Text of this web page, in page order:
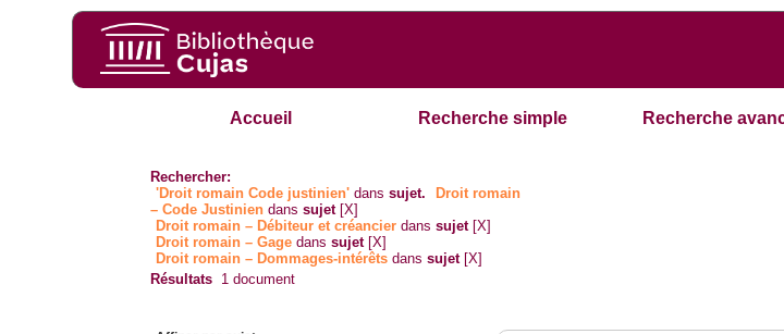
Accueil Recherche simple Recherche
Rechercher:
'Droit romain Code justinien' danssujet.
Droit romain
– Code Justinien danssujet [X]
Droit romain – Débiteur et créancier danssujet [X]
Droit romain – Gage danssujet [X]
Droit romain – Dommages-intérêts danssujet [X]
Résultats 1 document